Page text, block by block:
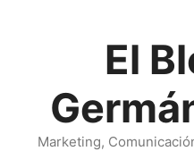
El
Marketing,